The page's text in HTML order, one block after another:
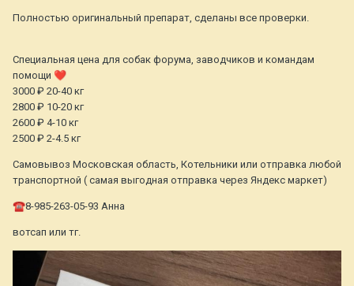
Полностью оригинальный препарат, сделаны все проверки.
Специальная цена для собак форума, заводчиков и командам
помощи ❤️
3000 ₽ 20-40 кг
2800 ₽ 10-20 кг
2600 ₽ 4-10 кг
2500 ₽ 2-4.5 кг
Самовывоз Московская область, Котельники или отправка любой
транспортной ( самая выгодная отправка через Яндекс маркет)
☎️8-985-263-05-93 Анна
вотсап или тг.